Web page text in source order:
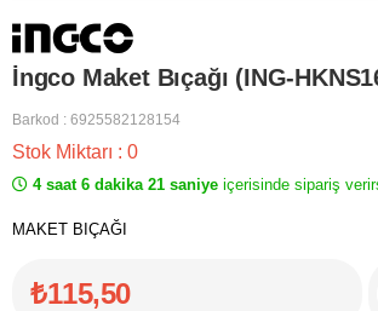
İngco Maket Bıçağı (ING-
Barkod : 6925582128154
Stok Miktarı : 0
4 saat 6 dakika 21 saniye içerisinde sipariş
MAKET BIÇAĞI
₺115,50